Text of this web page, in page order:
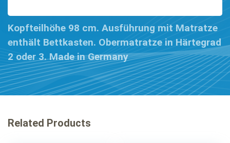
Kopfteilhöhe 98 cm. Ausführung mit Matratze
enthält Bettkasten. Obermatratze in Härtegrad
2 oder 3. Made in Germany
Related Products